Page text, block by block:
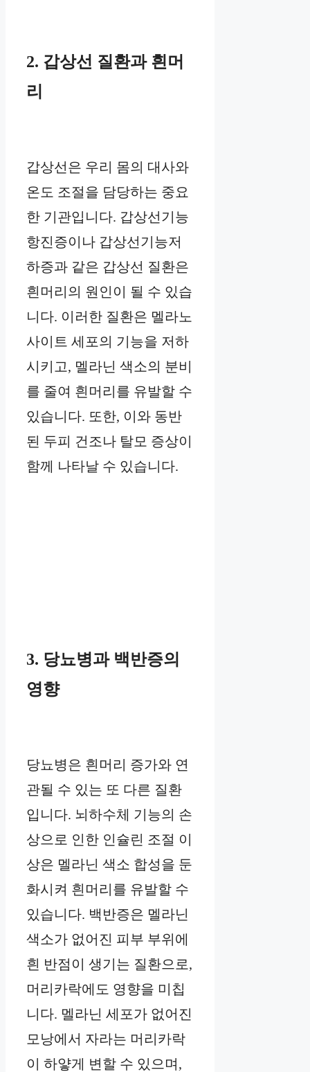
2. 갑상선 질환과 흰머
리
갑상선은 우리 몸의 대사와
온도 조절을 담당하는 중요
한 기관입니다. 갑상선기능
항진증이나 갑상선기능저
하증과 같은 갑상선 질환은
흰머리의 원인이 될 수 있습
니다. 이러한 질환은 멜라노
사이트 세포의 기능을 저하
시키고, 멜라닌 색소의 분비
를 줄여 흰머리를 유발할 수
있습니다. 또한, 이와 동반
된 두피 건조나 탈모 증상이
함께 나타날 수 있습니다.
3. 당뇨병과 백반증의
영향
당뇨병은 흰머리 증가와 연
관될 수 있는 또 다른 질환
입니다. 뇌하수체 기능의 손
상으로 인한 인슐린 조절 이
상은 멜라닌 색소 합성을 둔
화시켜 흰머리를 유발할 수
있습니다. 백반증은 멜라닌
색소가 없어진 피부 부위에
흰 반점이 생기는 질환으로,
머리카락에도 영향을 미칩
니다. 멜라닌 세포가 없어진
모낭에서 자라는 머리카락
이 하얗게 변할 수 있으며,